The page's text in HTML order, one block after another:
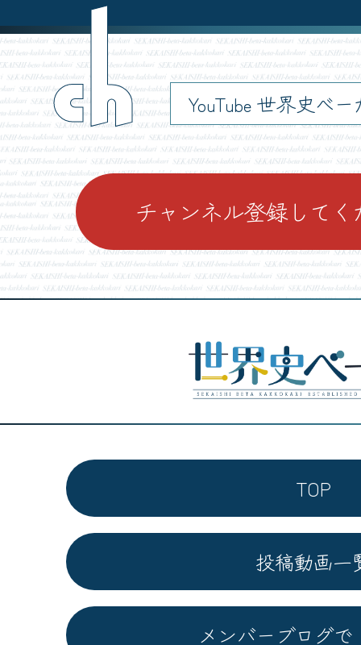
YouTube 世界史べ
ch
チャンネル登録して
TOP
投稿動画一
メンバーブログで